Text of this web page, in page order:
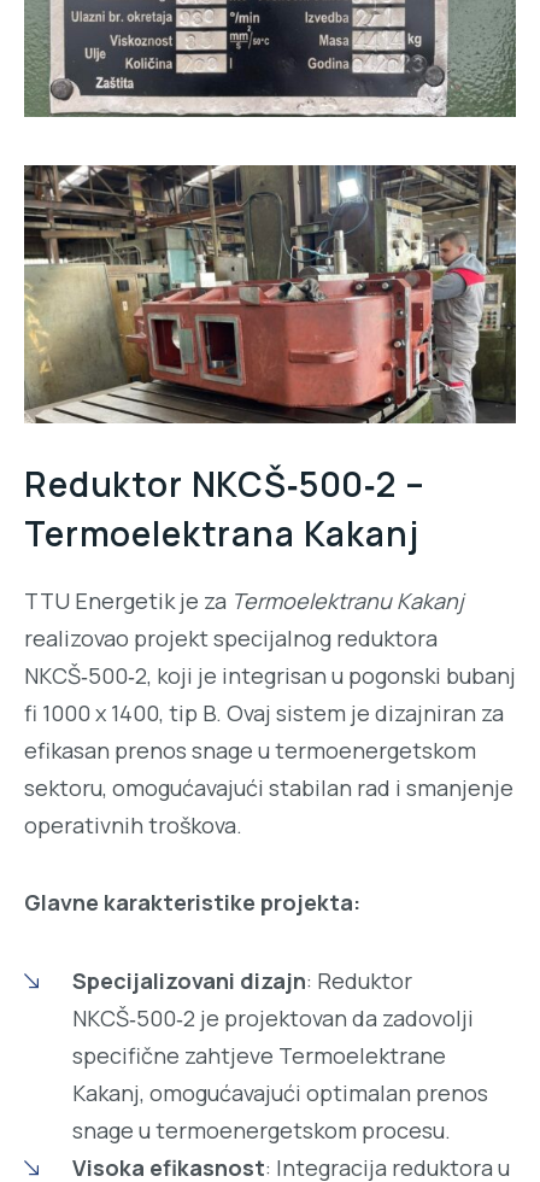
Reduktor NKCŠ‑500‑2 –
Termoelektrana Kakanj
TTU Energetik je za Termoelektranu Kakanj
realizovao projekt specijalnog reduktora
NKCŠ‑500‑2, koji je integrisan u pogonski bubanj
fi 1000 x 1400, tip B. Ovaj sistem je dizajniran za
efikasan prenos snage u termoenergetskom
sektoru, omogućavajući stabilan rad i smanjenje
operativnih troškova.
Glavne karakteristike projekta:
Specijalizovani dizajn: Reduktor
NKCŠ‑500‑2 je projektovan da zadovolji
specifične zahtjeve Termoelektrane
Kakanj, omogućavajući optimalan prenos
snage u termoenergetskom procesu.
Visoka efikasnost: Integracija reduktora u